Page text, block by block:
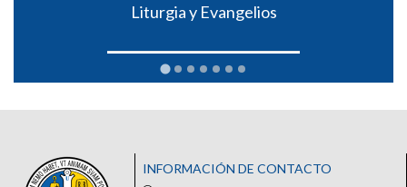
Liturgia y Evangelios
INFORMACIÓN DE CONTACTO